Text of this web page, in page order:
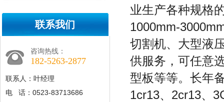
联系我们
咨询热线：
182-5263-2877
联系人：叶经理
电 话：0523-83713686
业生产各种规格
1000mm-
切割机、大型液
供服务，可任意
型板等等。长年
1cr13、2cr13、